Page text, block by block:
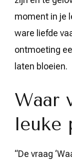
moment in je
ware liefde
ontmoeting
laten bloeien.
Waar
leuke
“De vraag